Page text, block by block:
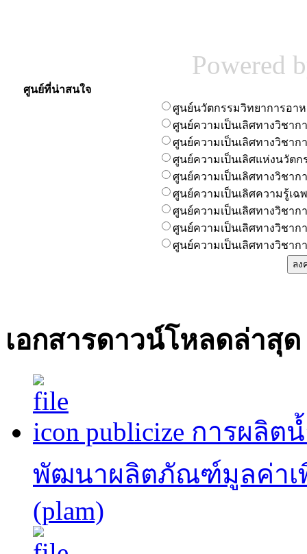
Powered
ศูนย์ที่น่าสนใจ
ศูนย์นวัตกรรมวิทยาการอา
ศูนย์ความเป็นเลิศทางวิชาก
ศูนย์ความเป็นเลิศทางวิชา
ศูนย์ความเป็นเลิศแห่งนวัตก
ศูนย์ความเป็นเลิศทางวิชาก
ศูนย์ความเป็นเลิศความรู้เ
ศูนย์ความเป็นเลิศทางวิชาก
ศูนย์ความเป็นเลิศทางวิชาก
ศูนย์ความเป็นเลิศทางวิชาก
เอกสารดาวน์โหลดล่าสุด
publicize การผลิ
พัฒนาผลิตภัณฑ์มูลค่าเ
(plam)